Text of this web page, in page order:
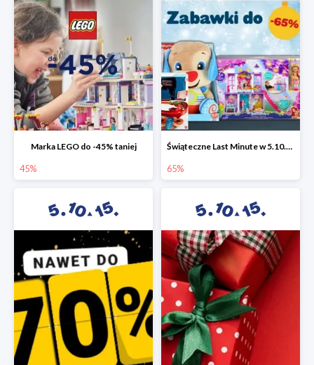
Marka LEGO do -45% taniej
45%
Świąteczne Last Minute w 5.10.15 - zabawki do -65%
65%